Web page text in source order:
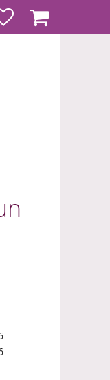
FavoriterKundvagn